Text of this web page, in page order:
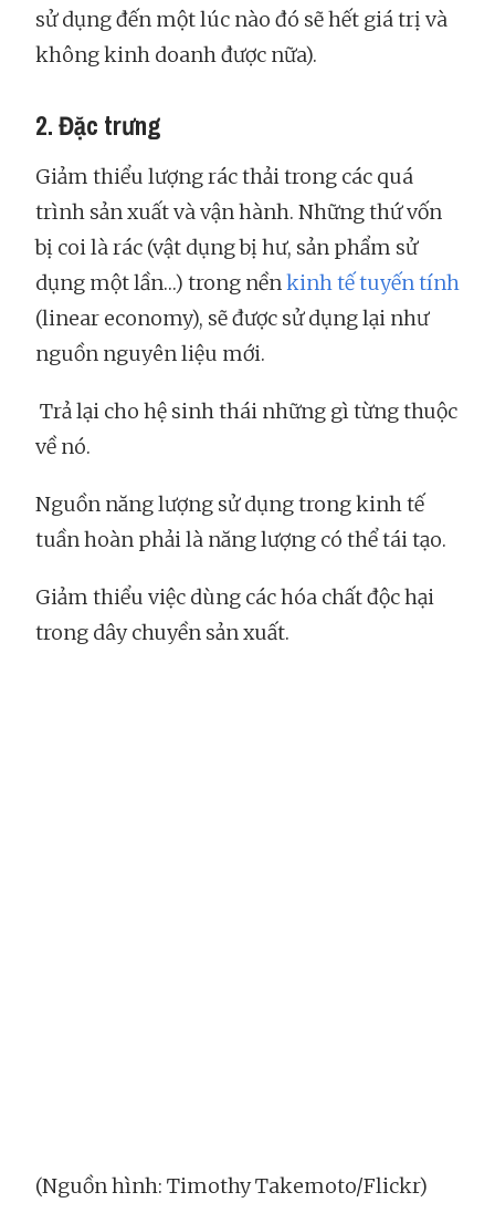
sử dụng đến một lúc nào đó sẽ hết giá trị và
không kinh doanh được nữa).
2. Đặc trưng
Giảm thiểu lượng rác thải trong các quá
trình sản xuất và vận hành. Những thứ vốn
bị coi là rác (vật dụng bị hư, sản phẩm sử
dụng một lần…) trong nềnkinh tế tuyến tính
(linear economy), sẽ được sử dụng lại như
nguồn nguyên liệu mới.
Trả lại cho hệ sinh thái những gì từng thuộc
về nó.
Nguồn năng lượng sử dụng trong kinh tế
tuần hoàn phải là năng lượng có thể tái tạo.
Giảm thiểu việc dùng các hóa chất độc hại
trong dây chuyền sản xuất.
(Nguồn hình: Timothy Takemoto/Flickr)